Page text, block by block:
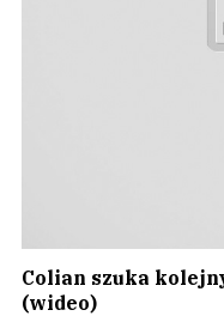
Colian szuka
(wideo)